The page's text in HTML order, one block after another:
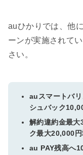
auひかりでは、他
ーンが実施されて
さい。
auスマートバ
シュバック
解約違約金最大
ク最大20,000円
au PAY残高へ